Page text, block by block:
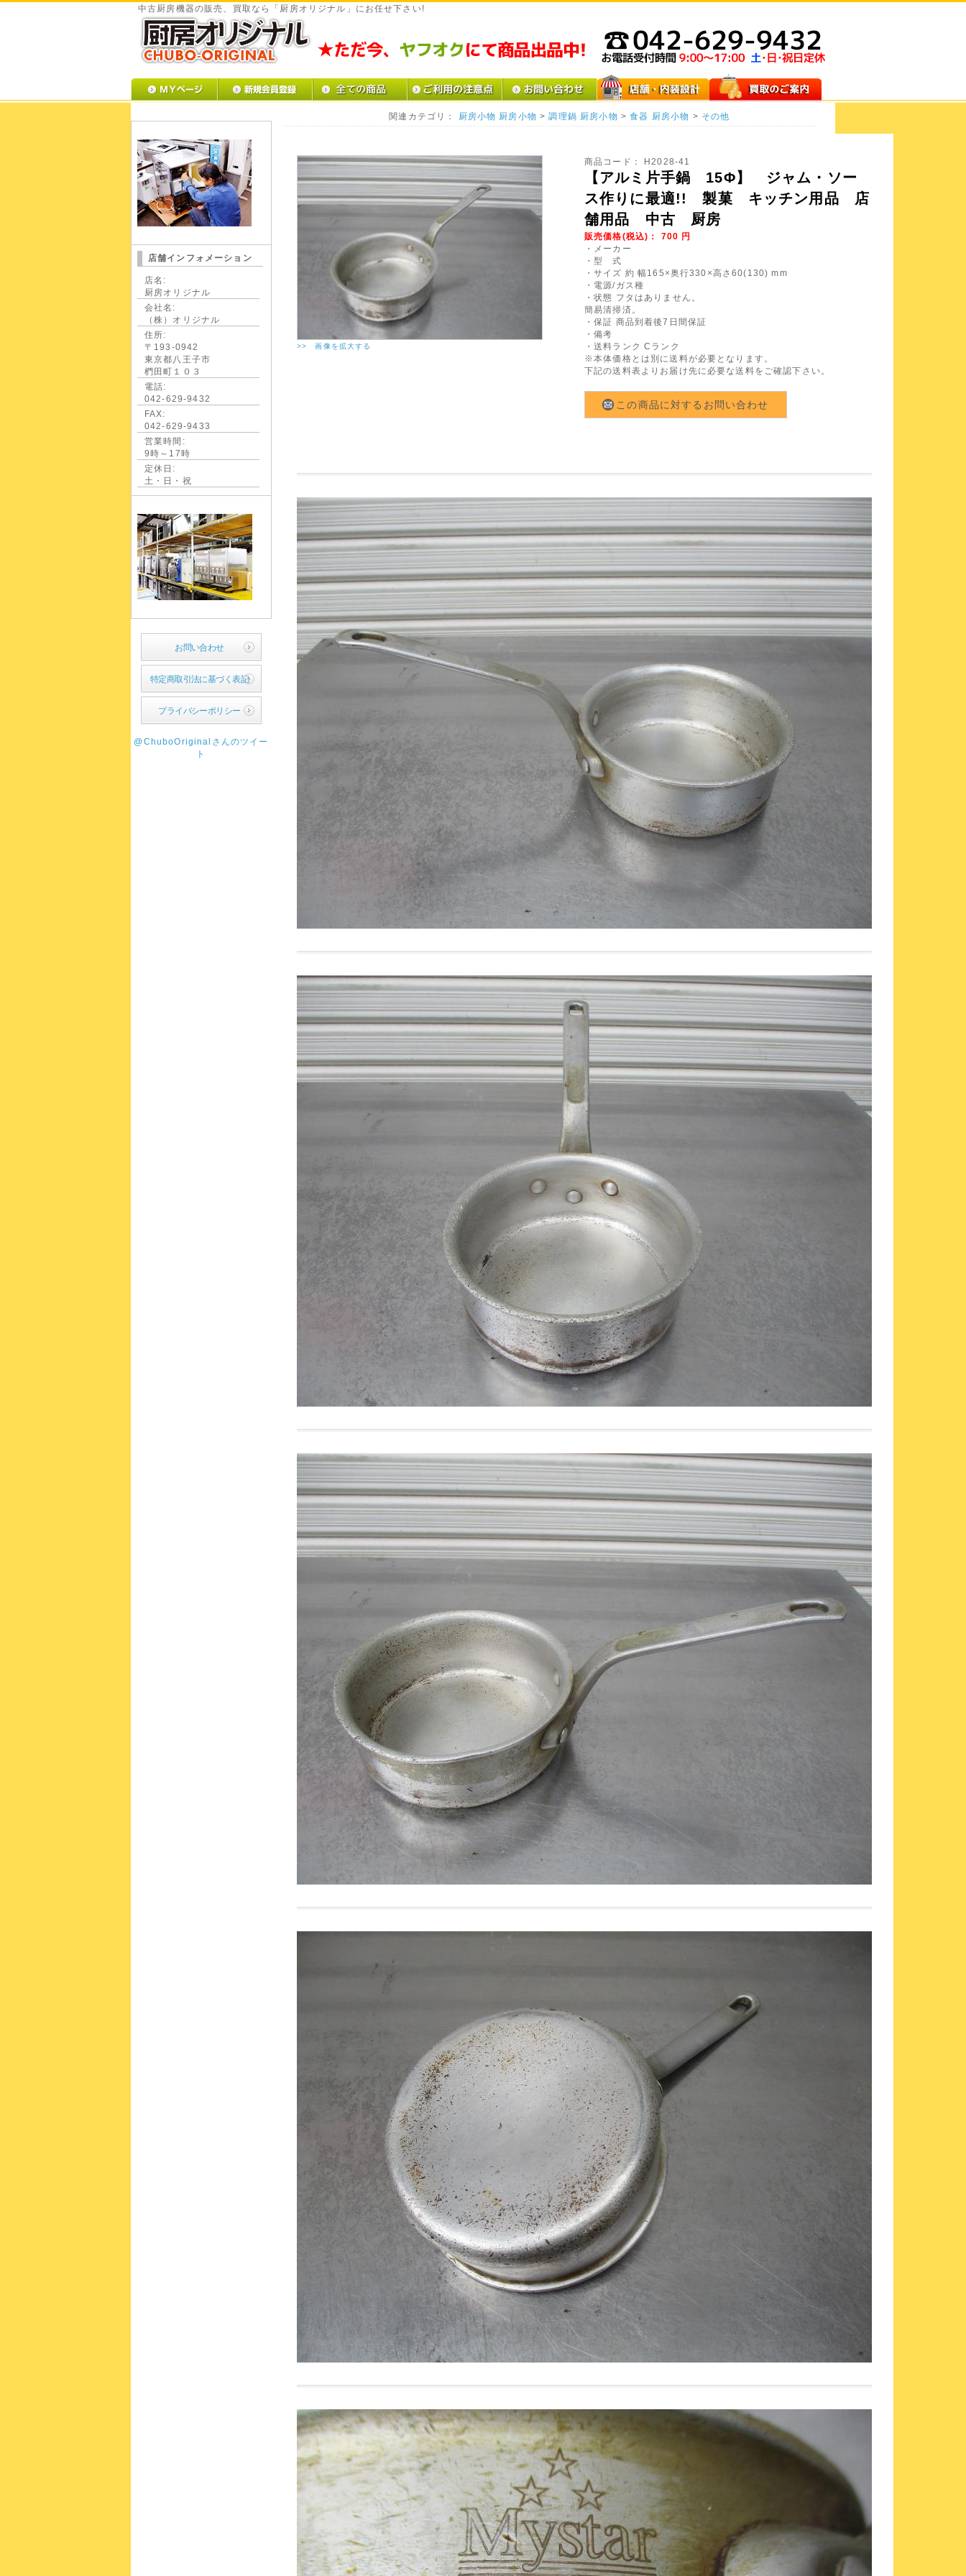
中古厨房機器の販売、買取なら「厨房オリジナル」にお任せ下さい!
店舗インフォメーション
店名:
厨房オリジナル
会社名:
（株）オリジナル
住所:
〒193-0942
東京都八王子市
椚田町１０３
電話:
042-629-9432
FAX:
042-629-9433
営業時間:
9時～17時
定休日:
土・日・祝
お問い合わせ
特定商取引法に基づく表記
プライバシーポリシー
@ChuboOriginalさんのツイー
ト
関連カテゴリ： 厨房小物 厨房小物 >調理鍋 厨房小物 >食器 厨房小物 > その他
>> 画像を拡大する
商品コード： H2028-41
【アルミ片手鍋 15Φ】 ジャム・ソー
ス作りに最適!! 製菓 キッチン用品 店
舗用品 中古 厨房
販売価格(税込)： 700 円
・メーカー
・型 式
・サイズ 約 幅165×奥行330×高さ60(130) mm
・電源/ガス種
・状態 フタはありません。
簡易清掃済。
・保証 商品到着後7日間保証
・備考
・送料ランク Cランク
※本体価格とは別に送料が必要となります。
下記の送料表よりお届け先に必要な送料をご確認下さい。
この商品に対するお問い合わせ